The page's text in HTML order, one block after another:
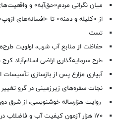
میان نگرانی مردم«حق‌آبه» و
از «کلیله و دمنه» تا «افسانه‌های
تست
حفاظت از منابع آب شرب، اولویت
طرح سرمایه‌گذاری اراضی اسلام‌آباد
آبیاری مزارع پس از بازسازی تأسیسات
نجات سفره‌های زیرزمینی در گرو تغییر
روایت هزارساله خوشنویسی، از شرق
۱۷۰ هزار آزمون کیفیت آب و فاضلاب در البرز انجام شد